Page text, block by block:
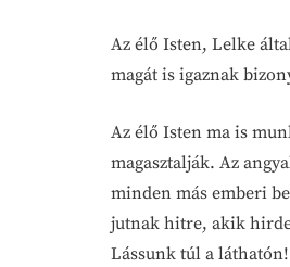
Az élő Isten, Lelke
magát is igaznak
Az élő Isten ma is
magasztalják. Az
minden más emberi
jutnak hitre, akik
Lássunk túl a láthatón!